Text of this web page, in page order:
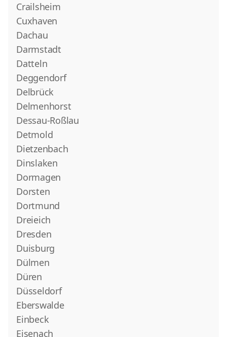
Crailsheim
Cuxhaven
Dachau
Darmstadt
Datteln
Deggendorf
Delbrück
Delmenhorst
Dessau-Roßlau
Detmold
Dietzenbach
Dinslaken
Dormagen
Dorsten
Dortmund
Dreieich
Dresden
Duisburg
Dülmen
Düren
Düsseldorf
Eberswalde
Einbeck
Eisenach